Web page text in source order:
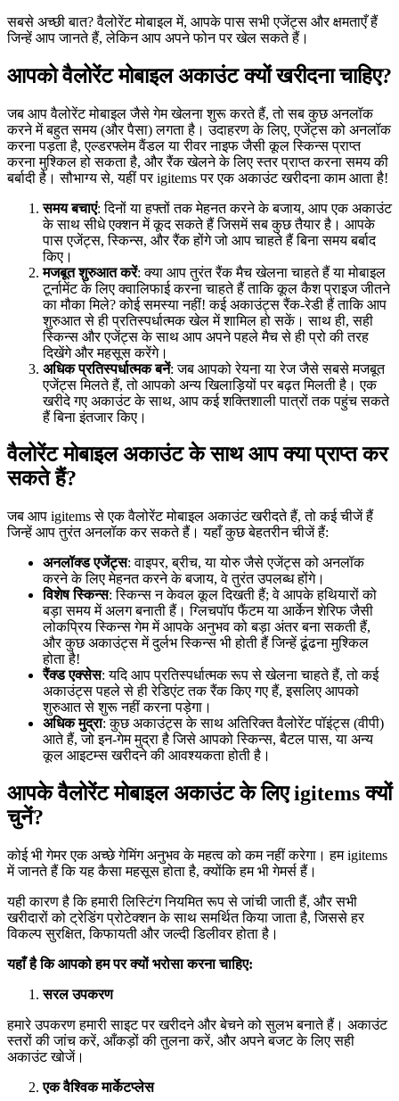
सबसे अच्छी बात? वैलोरेंट मोबाइल में, आपके पास सभी एजेंट्स और क्षमताएँ हैं
जिन्हें आप जानते हैं, लेकिन आप अपने फोन पर खेल सकते हैं।
आपको वैलोरेंट मोबाइल अकाउंट क्यों खरीदना चाहिए?
जब आप वैलोरेंट मोबाइल जैसे गेम खेलना शुरू करते हैं, तो सब कुछ अनलॉक
करने में बहुत समय (और पैसा) लगता है। उदाहरण के लिए, एजेंट्स को अनलॉक
करना पड़ता है, एल्डरफ्लेम वैंडल या रीवर नाइफ जैसी कूल स्किन्स प्राप्त
करना मुश्किल हो सकता है, और रैंक खेलने के लिए स्तर प्राप्त करना समय की
बर्बादी है। सौभाग्य से, यहीं पर igitems पर एक अकाउंट खरीदना काम आता है!
समय बचाएं: दिनों या हफ्तों तक मेहनत करने के बजाय, आप एक अकाउंट
के साथ सीधे एक्शन में कूद सकते हैं जिसमें सब कुछ तैयार है। आपके
पास एजेंट्स, स्किन्स, और रैंक होंगे जो आप चाहते हैं बिना समय बर्बाद
किए।
मजबूत शुरुआत करें: क्या आप तुरंत रैंक मैच खेलना चाहते हैं या मोबाइल
टूर्नामेंट के लिए क्वालिफाई करना चाहते हैं ताकि कूल कैश प्राइज जीतने
का मौका मिले? कोई समस्या नहीं! कई अकाउंट्स रैंक-रेडी हैं ताकि आप
शुरुआत से ही प्रतिस्पर्धात्मक खेल में शामिल हो सकें। साथ ही, सही
स्किन्स और एजेंट्स के साथ आप अपने पहले मैच से ही प्रो की तरह
दिखेंगे और महसूस करेंगे।
अधिक प्रतिस्पर्धात्मक बनें: जब आपको रेयना या रेज जैसे सबसे मजबूत
एजेंट्स मिलते हैं, तो आपको अन्य खिलाड़ियों पर बढ़त मिलती है। एक
खरीदे गए अकाउंट के साथ, आप कई शक्तिशाली पात्रों तक पहुंच सकते
हैं बिना इंतजार किए।
वैलोरेंट मोबाइल अकाउंट के साथ आप क्या प्राप्त कर
सकते हैं?
जब आप igitems से एक वैलोरेंट मोबाइल अकाउंट खरीदते हैं, तो कई चीजें हैं
जिन्हें आप तुरंत अनलॉक कर सकते हैं। यहाँ कुछ बेहतरीन चीजें हैं:
अनलॉक्ड एजेंट्स: वाइपर, ब्रीच, या योरु जैसे एजेंट्स को अनलॉक
करने के लिए मेहनत करने के बजाय, वे तुरंत उपलब्ध होंगे।
विशेष स्किन्स: स्किन्स न केवल कूल दिखती हैं; वे आपके हथियारों को
बड़ा समय में अलग बनाती हैं। ग्लिचपॉप फैंटम या आर्केन शेरिफ जैसी
लोकप्रिय स्किन्स गेम में आपके अनुभव को बड़ा अंतर बना सकती हैं,
और कुछ अकाउंट्स में दुर्लभ स्किन्स भी होती हैं जिन्हें ढूंढना मुश्किल
होता है!
रैंक्ड एक्सेस: यदि आप प्रतिस्पर्धात्मक रूप से खेलना चाहते हैं, तो कई
अकाउंट्स पहले से ही रेडिएंट तक रैंक किए गए हैं, इसलिए आपको
शुरुआत से शुरू नहीं करना पड़ेगा।
अधिक मुद्रा: कुछ अकाउंट्स के साथ अतिरिक्त वैलोरेंट पॉइंट्स (वीपी)
आते हैं, जो इन-गेम मुद्रा है जिसे आपको स्किन्स, बैटल पास, या अन्य
कूल आइटम्स खरीदने की आवश्यकता होती है।
आपके वैलोरेंट मोबाइल अकाउंट के लिए igitems क्यों
चुनें?
कोई भी गेमर एक अच्छे गेमिंग अनुभव के महत्व को कम नहीं करेगा। हम igitems
में जानते हैं कि यह कैसा महसूस होता है, क्योंकि हम भी गेमर्स हैं।
यही कारण है कि हमारी लिस्टिंग नियमित रूप से जांची जाती हैं, और सभी
खरीदारों को ट्रेडिंग प्रोटेक्शन के साथ समर्थित किया जाता है, जिससे हर
विकल्प सुरक्षित, किफायती और जल्दी डिलीवर होता है।
यहाँ है कि आपको हम पर क्यों भरोसा करना चाहिए:
सरल उपकरण
हमारे उपकरण हमारी साइट पर खरीदने और बेचने को सुलभ बनाते हैं। अकाउंट
स्तरों की जांच करें, आँकड़ों की तुलना करें, और अपने बजट के लिए सही
अकाउंट खोजें।
एक वैश्विक मार्केटप्लेस